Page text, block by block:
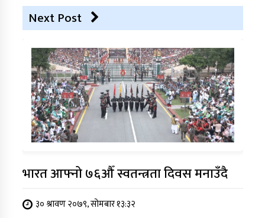
Next Post
भारत आफ्नो ७६औँ स्वतन्त्रता दिवस मनाउँदै
३० श्रावण २०७९, सोमबार १३:३२